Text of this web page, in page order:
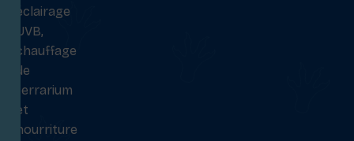
éclairage
UVB,
chauffage
de
terrarium
et
nourriture